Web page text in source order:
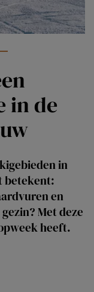
in de
in
betekent:
en
Met deze
heeft.